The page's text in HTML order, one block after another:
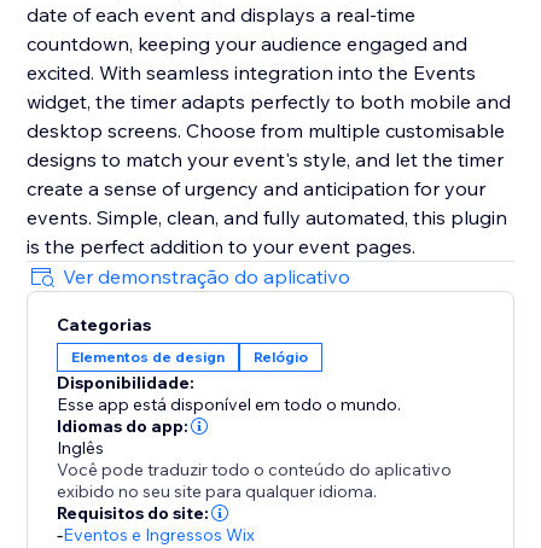
date of each event and displays a real-time
countdown, keeping your audience engaged and
excited. With seamless integration into the Events
widget, the timer adapts perfectly to both mobile and
desktop screens. Choose from multiple customisable
designs to match your event's style, and let the timer
create a sense of urgency and anticipation for your
events. Simple, clean, and fully automated, this plugin
is the perfect addition to your event pages.
Ver demonstração do aplicativo
Categorias
Elementos de design Relógio
Disponibilidade:
Esse app está disponível em todo o mundo.
Idiomas do app:
Inglês
Você pode traduzir todo o conteúdo do aplicativo
exibido no seu site para qualquer idioma.
Requisitos do site:
-Eventos e Ingressos Wix